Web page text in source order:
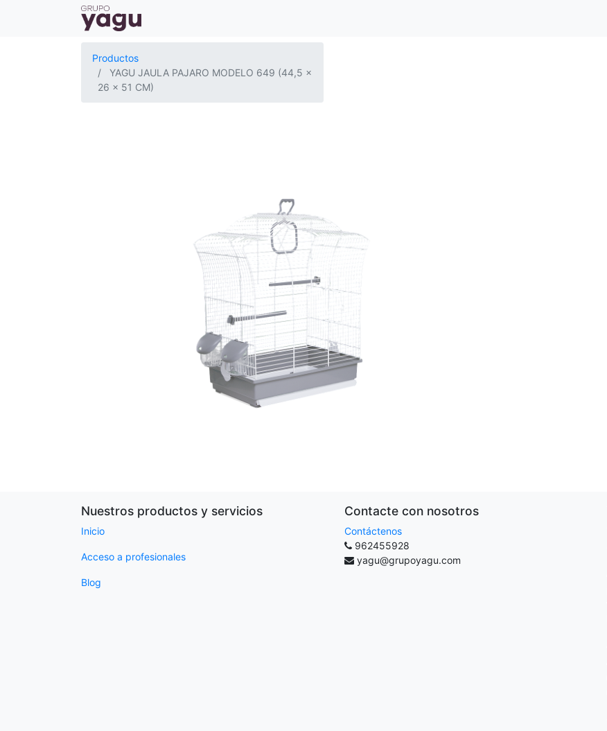
Productos
YAGU JAULA PAJARO MODELO 649 (44,5 x
26 x 51 CM)
Nuestros productos y servicios
Inicio
Acceso a profesionales
Blog
Contacte con nosotros
Contáctenos
962455928
yagu@grupoyagu.com